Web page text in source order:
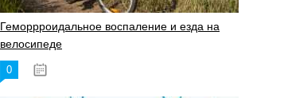
Геморрроидальное воспаление и езда на
велосипеде
0